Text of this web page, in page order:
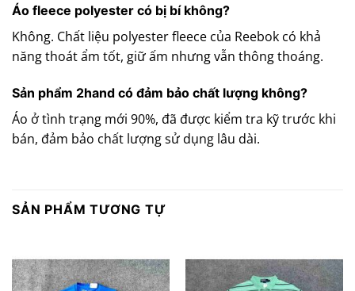
Áo fleece polyester có bị bí không?
Không. Chất liệu polyester fleece của Reebok có khả
năng thoát ẩm tốt, giữ ấm nhưng vẫn thông thoáng.
Sản phẩm 2hand có đảm bảo chất lượng không?
Áo ở tình trạng mới 90%, đã được kiểm tra kỹ trước khi
bán, đảm bảo chất lượng sử dụng lâu dài.
SẢN PHẨM TƯƠNG TỰ